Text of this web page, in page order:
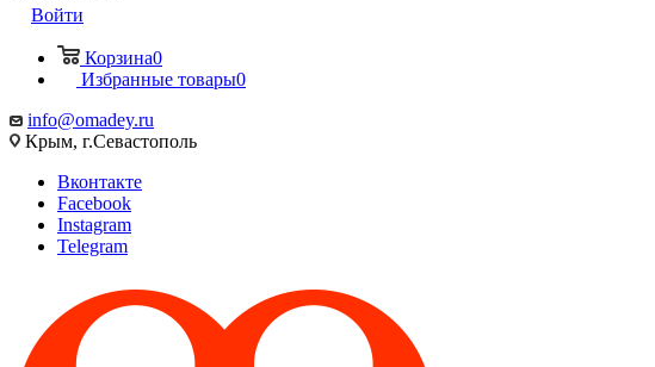
Войти
Корзина0
Избранные товары0
info@omadey.ru
Крым, г.Севастополь
Вконтакте
Facebook
Instagram
Telegram